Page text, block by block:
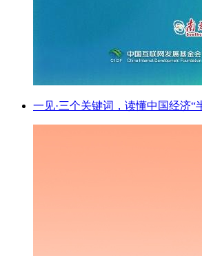
一见·三个关键词，读懂中国经济“